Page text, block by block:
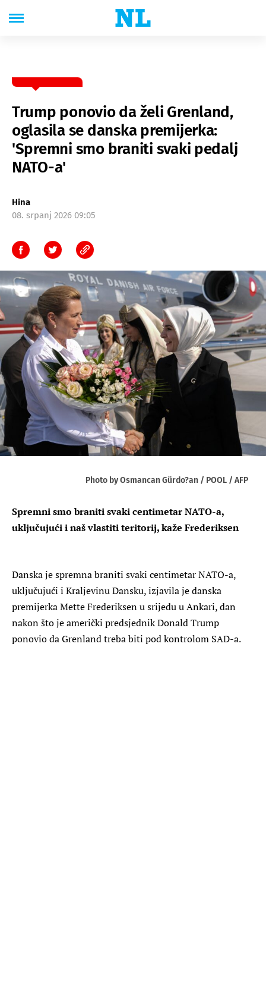
Trump ponovio da želi Grenland,
oglasila se danska premijerka:
'Spremni smo braniti svaki pedalj
NATO-a'
Hina
08. srpanj 2026 09:05
Photo by Osmancan Gürdo?an / POOL / AFP
Spremni smo braniti svaki centimetar NATO-a,
uključujući i naš vlastiti teritorij, kaže Frederiksen
Danska je spremna braniti svaki centimetar NATO-a,
uključujući i Kraljevinu Dansku, izjavila je danska
premijerka Mette Frederiksen u srijedu u Ankari, dan
nakon što je američki predsjednik Donald Trump
ponovio da Grenland treba biti pod kontrolom SAD-a.